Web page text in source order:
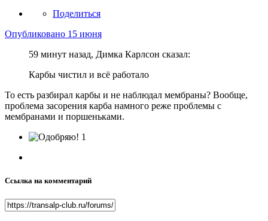
Поделиться
Опубликовано 15 июня
59 минут назад, Димка Карлсон сказал:
Карбы чистил и всё работало
То есть разбирал карбы и не наблюдал мембраны? Вообще,
проблема засорения карба намного реже проблемы с
мембранами и поршеньками.
1
Ссылка на комментарий